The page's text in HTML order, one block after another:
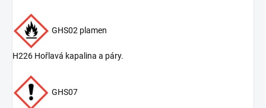
GHS02 plamen
H226 Hořlavá kapalina a páry.
GHS07